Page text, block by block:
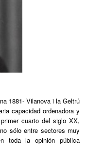
1881- Vilanova i la Geltrú
capacidad ordenadora y
cuarto del siglo XX,
sólo entre sectores muy
toda la opinión pública